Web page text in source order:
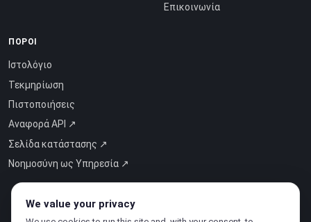
Επικοινωνία
ΠΌΡΟΙ
Ιστολόγιο
Τεκμηρίωση
Πιστοποιήσεις
Αναφορά API ↗
Σελίδα κατάστασης ↗
Νοημοσύνη ως Υπηρεσία ↗
We value your privacy